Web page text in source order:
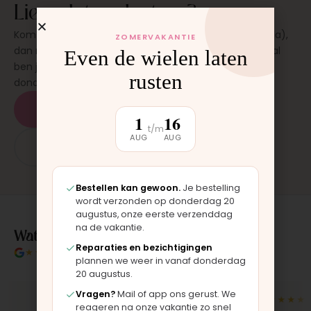
Liever laten plaatsen?
Kom langs in onze werkplaats in Moordrecht (bij Gouda),
dan monteren wij het onderdeel direct voor je. Meestal
ben je binnen 15 tot 20 minuten weer buiten. Op
donderdag en zaterdag, op afspraak.
Plan een afspraak
App: 06 - 2862 1330
Wat klanten over ons zeggen
★★★★★ 4.9/5 klantbeoordeling
★★★★★
★★★★★
ZOMERVAKANTIE
Even de wielen laten
rusten
1
AUG
t/m16
AUG
Bestellen kan gewoon. Je bestelling
wordt verzonden op donderdag 20
augustus, onze eerste verzenddag
na de vakantie.
Reparaties en bezichtigingen
plannen we weer in vanaf donderdag
20 augustus.
Vragen?Mail of app ons gerust. We
reageren na onze vakantie zo snel